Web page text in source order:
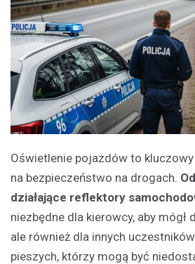
Oświetlenie pojazdów to
na bezpieczeństwo na drogach.
działające reflektory
niezbędne dla kierowcy, aby mógł
ale również dla innych
pieszych, którzy mogą być